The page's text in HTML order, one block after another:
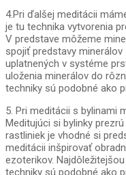
4.Pri ďalšej meditácii
je tu technika vytvorenia
V predstave môžeme
spojiť predstavy
uplatnených v systéme
uloženia minerálov do
techniky sú podobné ako
5. Pri meditácii s bylinami
Meditujúci si bylinky
rastliniek je vhodné si
meditácii inšpirovať
ezoterikov.
techniky sú podobné ako